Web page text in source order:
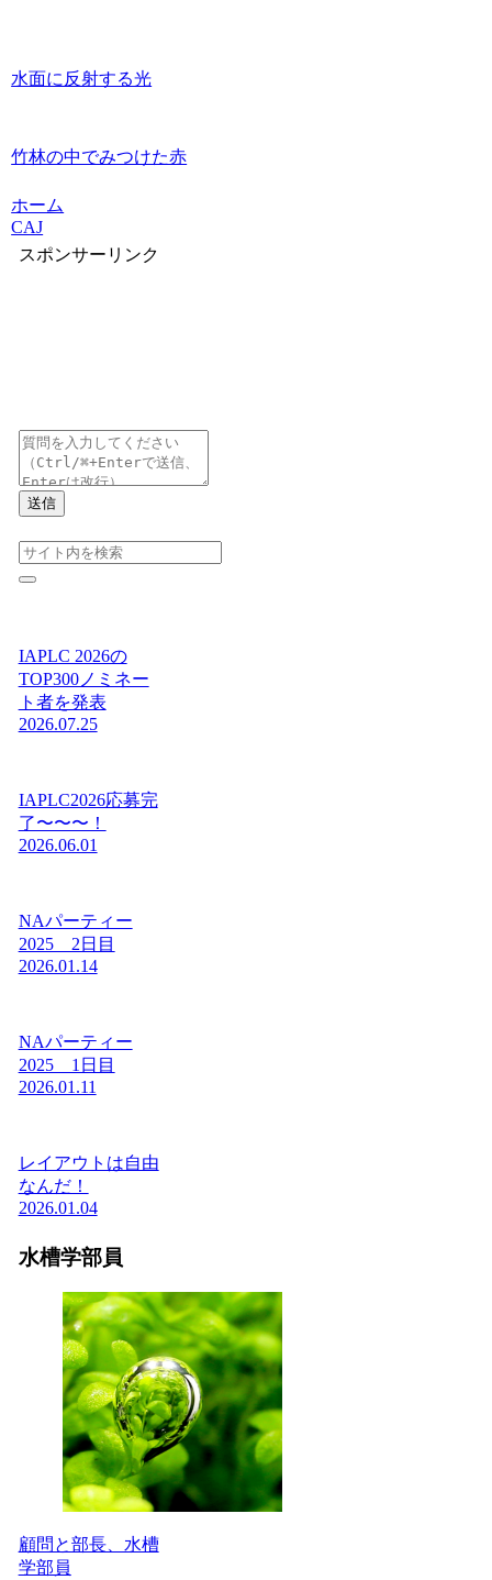
水面に反射する光
竹林の中でみつけた赤
ホーム
CAJ
スポンサーリンク
送信
IAPLC 2026の
TOP300ノミネー
ト者を発表
2026.07.25
IAPLC2026応募完
了〜〜〜！
2026.06.01
NAパーティー
2025 2日目
2026.01.14
NAパーティー
2025 1日目
2026.01.11
レイアウトは自由
なんだ！
2026.01.04
水槽学部員
顧問と部長、水槽
学部員